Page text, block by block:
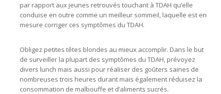
par rapport aux jeunes retrouvés touchant à TDAH qu’elle
conduise en outre comme un meilleur sommeil, laquelle est en
mesure corriger ces symptômes du TDAH.
Obligez petites têtes blondes au mieux accomplir. Dans le but
de surveiller la plupart des symptômes du TDAH, prévoyez
divers lunch mais aussi pour réaliser des goûters saines de
nombreuses trois heures durant mais également réduisez la
consommation de malbouffe et d’aliments sucrés.